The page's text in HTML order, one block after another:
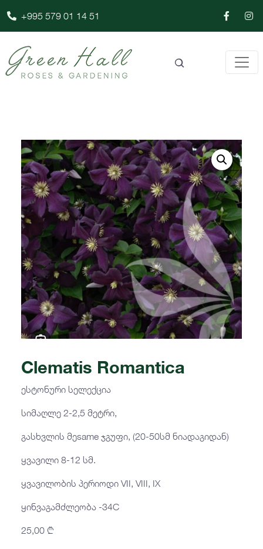
+995 579 01 14 51
Clematis Romantica
ესტონური სელექცია
სიმაღლე 2-2,5 მეტრი,
გასხვლის მეsame ჯგუფი, (20-50სმ ნიადაგიდან)
ყვავილი 8-12 სმ.
ყვავილობის პერიოდი VII, VIII, IX
ყინვაგამძლეობა -34C
25,00 ₾